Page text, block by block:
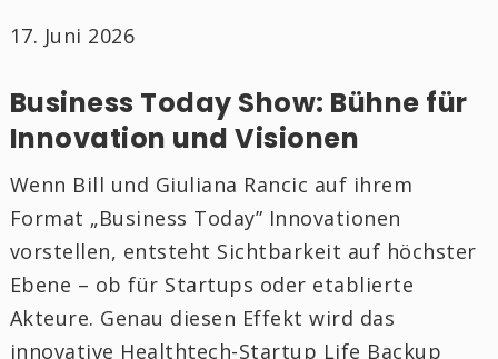
17. Juni 2026
Business Today Show: Bühne für
Innovation und Visionen
Wenn Bill und Giuliana Rancic auf ihrem
Format „Business Today” Innovationen
vorstellen, entsteht Sichtbarkeit auf höchster
Ebene – ob für Startups oder etablierte
Akteure. Genau diesen Effekt wird das
innovative Healthtech-Startup Life Backup